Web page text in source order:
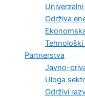
Održiva
Tehnološki
Partnerstva
Javno-
Uloga
Održivi